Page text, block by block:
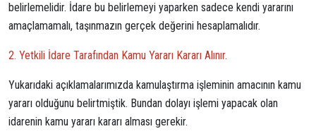
belirlemelidir. İdare bu belirlemeyi yaparken sadece kendi yararını
amaçlamamalı, taşınmazın gerçek değerini hesaplamalıdır.
2. Yetkili İdare Tarafından Kamu Yararı Kararı Alınır.
Yukarıdaki açıklamalarımızda kamulaştırma işleminin amacının kamu
yararı olduğunu belirtmiştik. Bundan dolayı işlemi yapacak olan
idarenin kamu yararı kararı alması gerekir.